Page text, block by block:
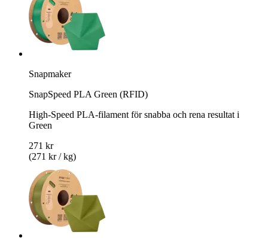
Snapmaker
SnapSpeed PLA Green (RFID)
High-Speed PLA-filament för snabba och rena resultat i
Green
271 kr
(271 kr / kg)